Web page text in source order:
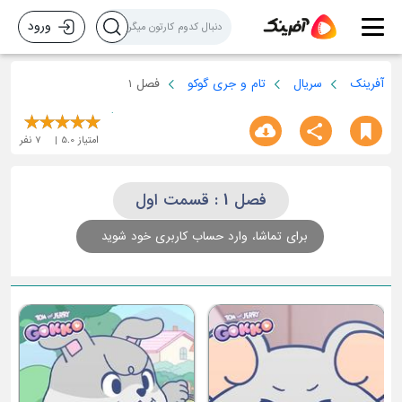
ورود
آفرینک سریال تام و جری گوکو فصل 1
امتیاز 5.0
7 نفر
فصل 1 : قسمت اول
برای تماشا، وارد حساب کاربری خود شوید